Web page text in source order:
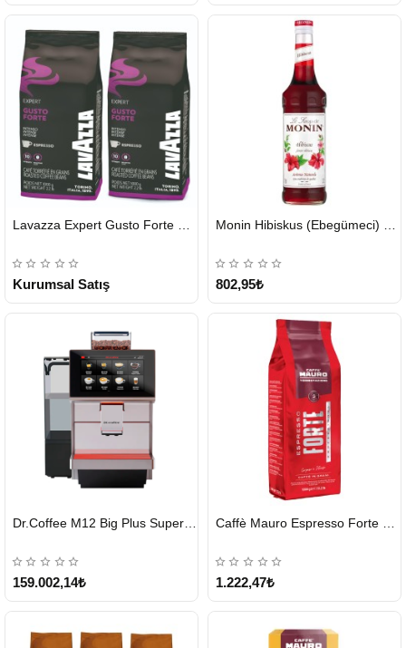
GÖNDERİ
Kurumsal Satış
GÖNDERİ
802,95₺
GÖNDERİ
159.002,14₺
GÖNDERİ
1.222,47₺